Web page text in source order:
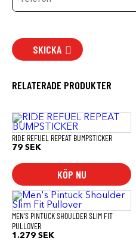
SKICKA
RELATERADE PRODUKTER
RIDE REFUEL REPEAT BUMPSTICKER
79 SEK
KÖP NU
MEN’S PINTUCK SHOULDER SLIM FIT
PULLOVER
1.279 SEK
Den
här
produkten
har
flera